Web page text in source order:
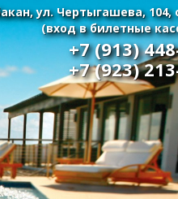
ул. Чертыгашева, 104,
(вход в билетные
+7 (913)
+7 (923)